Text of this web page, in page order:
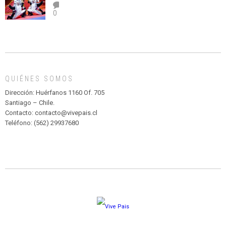
el
abuso”
TEATRO
Y
MADAGASCAR
PARQUE
HURATDO
0
QUIÉNES SOMOS
Dirección: Huérfanos 1160 Of. 705
Santiago – Chile.
Contacto: contacto@vivepais.cl
Teléfono: (562) 29937680